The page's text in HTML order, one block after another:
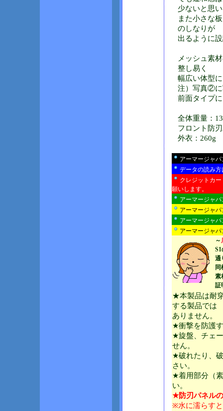
少ないと思
また小さな
のしなりが
出るように
メッシュ素
整し易く
幅広い体型
注）写真②に
前面タイプ
全体重量：
フロント防
外衣：260g
アーマージャ
データの読み
クレジットカ
願いします。
アーマージャ
アーマージャ
アーマージャ
アーマージャ
～
通
素
証
★本製品は耐
する製品では
ありません。
★衝撃を防護
★旋盤、チェ
せん。
★破れたり、
さい。
★着用部分（
い。
★防刃パネル
※水に濡らす